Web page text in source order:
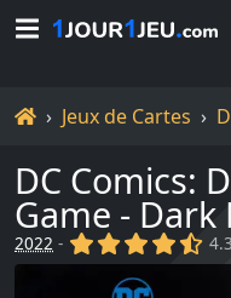
Accueil
Jeux de Cartes
DC Comics:
Game -
2022 - (x) (x) (x) (x) (,)